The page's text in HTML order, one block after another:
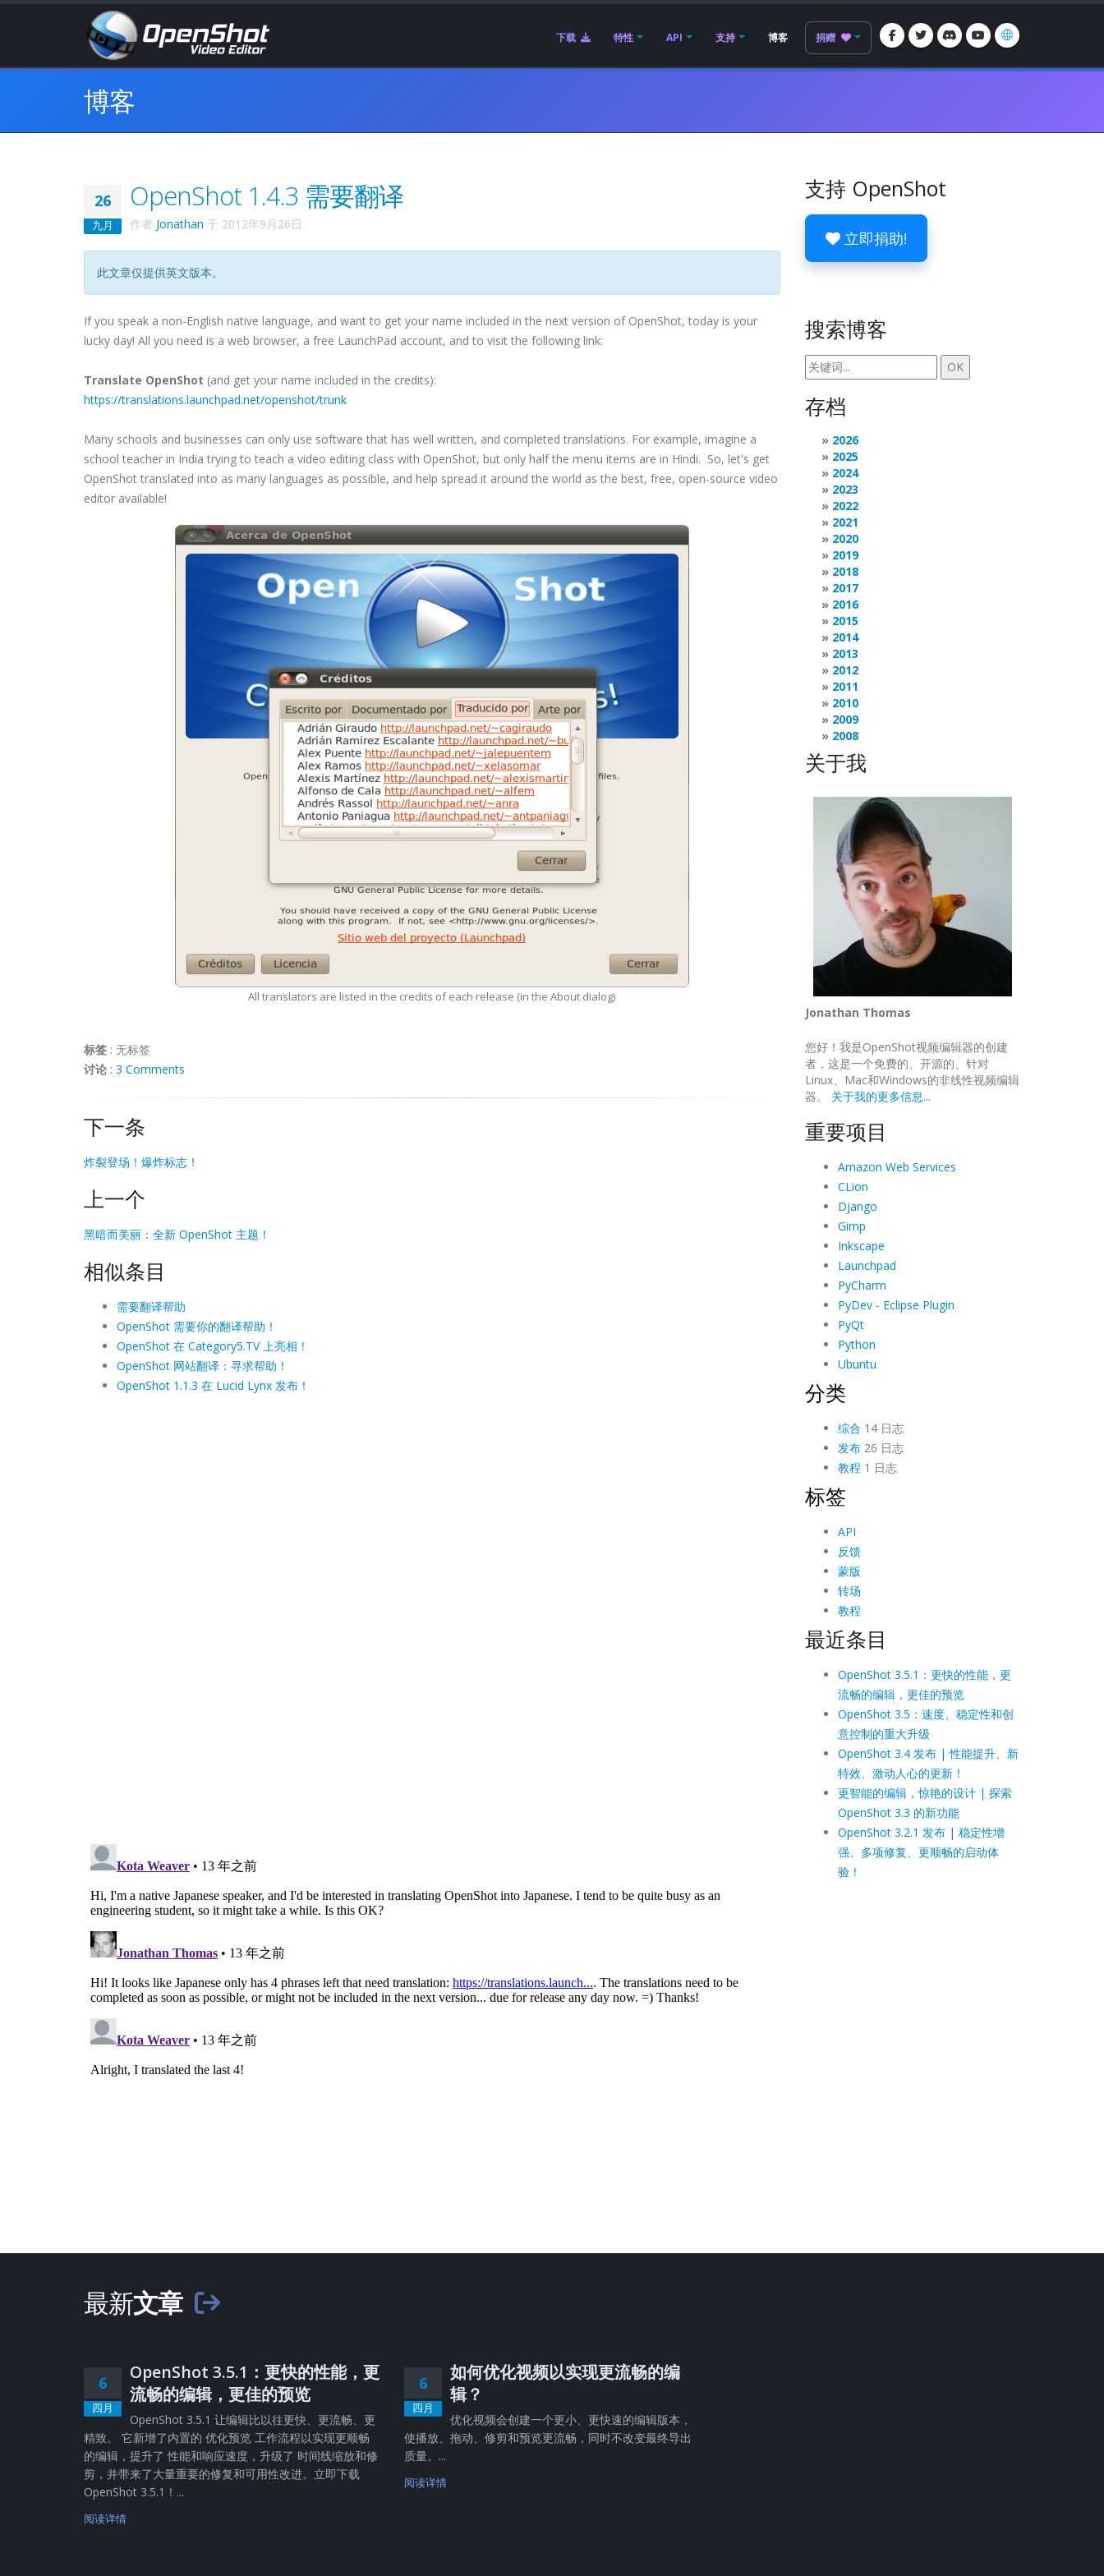
下载 特性 API 支持 博客 捐赠
博客
26
九月
OpenShot 1.4.3 需要翻译
作者 Jonathan 于 2012年9月26日 .
此文章仅提供英文版本。
If you speak a non-English native language, and want to get your name included in the next version of OpenShot, today is your
lucky day! All you need is a web browser, a free LaunchPad account, and to visit the following link:
Translate OpenShot (and get your name included in the credits):
https://translations.launchpad.net/openshot/trunk
Many schools and businesses can only use software that has well written, and completed translations. For example, imagine a
school teacher in India trying to teach a video editing class with OpenShot, but only half the menu items are in Hindi. So, let's get
OpenShot translated into as many languages as possible, and help spread it around the world as the best, free, open-source video
editor available!
All translators are listed in the credits of each release (in the About dialog)
标签 : 无标签
讨论 : 3 Comments
下一条
炸裂登场！爆炸标志！
上一个
黑暗而美丽：全新 OpenShot 主题！
相似条目
需要翻译帮助
OpenShot 需要你的翻译帮助！
OpenShot 在 Category5.TV 上亮相！
OpenShot 网站翻译：寻求帮助！
OpenShot 1.1.3 在 Lucid Lynx 发布！
支持 OpenShot
立即捐助!
搜索博客
存档
2026
2025
2024
2023
2022
2021
2020
2019
2018
2017
2016
2015
2014
2013
2012
2011
2010
2009
2008
关于我
Jonathan Thomas
您好！我是OpenShot视频编辑器的创建
者，这是一个免费的、开源的、针对
Linux、Mac和Windows的非线性视频编辑
器。 关于我的更多信息...
重要项目
Amazon Web Services
CLion
Django
Gimp
Inkscape
Launchpad
PyCharm
PyDev - Eclipse Plugin
PyQt
Python
Ubuntu
分类
综合 14 日志
发布26 日志
教程 1 日志
标签
API
反馈
蒙版
转场
教程
最近条目
OpenShot 3.5.1：更快的性能，更
流畅的编辑，更佳的预览
OpenShot 3.5：速度、稳定性和创
意控制的重大升级
OpenShot 3.4 发布 | 性能提升、新
特效、激动人心的更新！
更智能的编辑，惊艳的设计 | 探索
OpenShot 3.3 的新功能
OpenShot 3.2.1 发布 | 稳定性增
强、多项修复、更顺畅的启动体
验！
最新文章
6
四月
OpenShot 3.5.1：更快的性能，更
流畅的编辑，更佳的预览
OpenShot 3.5.1 让编辑比以往更快、更流畅、更
精致。 它新增了内置的 优化预览 工作流程以实现更顺畅
的编辑，提升了 性能和响应速度，升级了 时间线缩放和修
剪，并带来了大量重要的修复和可用性改进。立即下载
OpenShot 3.5.1！...
阅读详情
6
四月
如何优化视频以实现更流畅的编
辑？
优化视频会创建一个更小、更快速的编辑版本，
使播放、拖动、修剪和预览更流畅，同时不改变最终导出
质量。...
阅读详情